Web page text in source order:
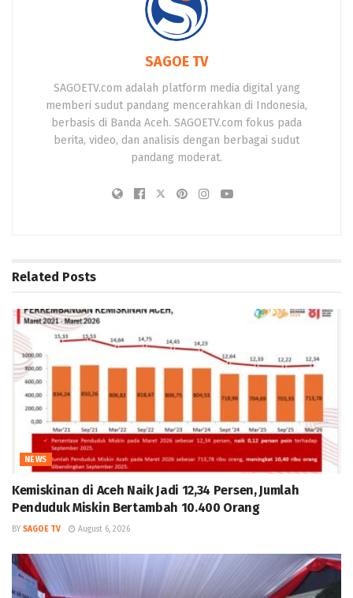
SAGOE TV
SAGOETV.com adalah platform media digital yang
memberi sudut pandang mencerahkan di Indonesia,
berbasis di Banda Aceh. SAGOETV.com fokus pada
berita, video, dan analisis dengan berbagai sudut
pandang moderat.
Related Posts
NEWS
Kemiskinan di Aceh Naik Jadi 12,34 Persen, Jumlah
Penduduk Miskin Bertambah 10.400 Orang
BY SAGOE TV August 6, 2026